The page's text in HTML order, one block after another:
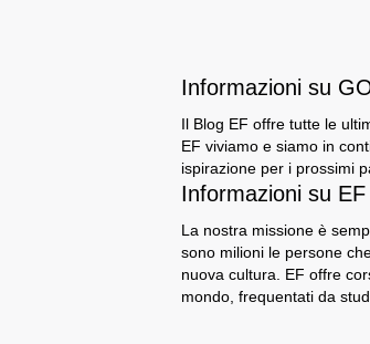
Informazioni su
Il Blog EF offre tutte le
EF viviamo e siamo in
ispirazione per i prossimi
Informazioni su
La nostra missione è
sono milioni le persone
nuova cultura. EF offre
mondo, frequentati da